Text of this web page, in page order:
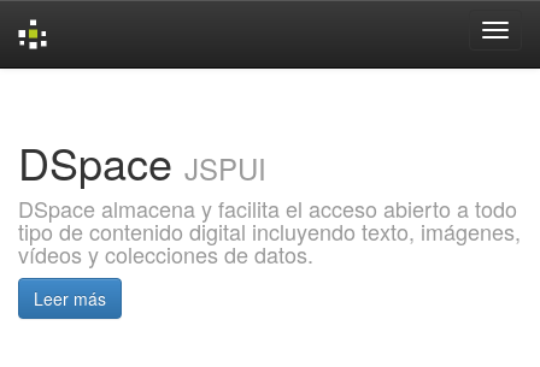
DSpace JSPUI
DSpace almacena y facilita el acceso abierto a todo
tipo de contenido digital incluyendo texto, imágenes,
vídeos y colecciones de datos.
Leer más